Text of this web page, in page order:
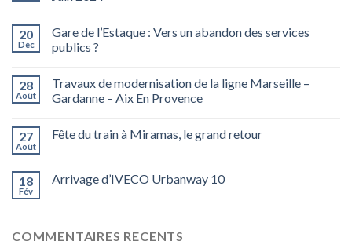
20
Déc
Gare de l’Estaque : Vers un abandon des services
publics ?
28
Août
Travaux de modernisation de la ligne Marseille –
Gardanne – Aix En Provence
27
Août
Fête du train à Miramas, le grand retour
18
Fév
Arrivage d’IVECO Urbanway 10
COMMENTAIRES RECENTS